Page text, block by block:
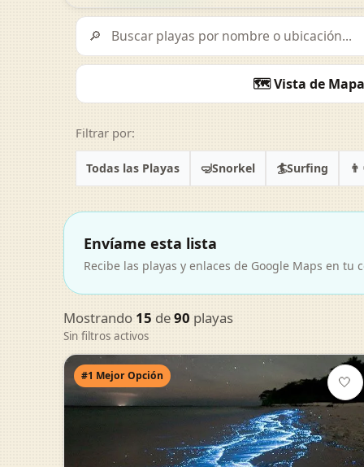
Buscar playas por nombre o ubicación
🔎
🗺️ Vista de Mapa
Ordenar playas
Filtrar por:
Todas las Playas 🤿Snorkel 🏄Surfing
Envíame esta lista
Recibe las playas y enlaces de Google Maps en tu
Mostrando 15 de90 playas
Sin filtros activos
#1 Mejor Opción 🤍